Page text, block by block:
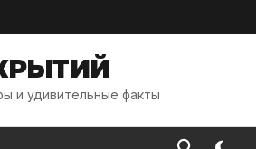
и удивительные факты